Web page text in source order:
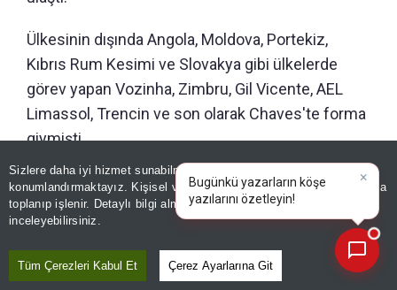
Sizlere daha iyi hizmet sunabilmek adına sitemizde
konumlandırmaktayız. Kişisel verileriniz, KVKK ve GDPR kapsamında
toplanıp işlenir. Detaylı bilgi almak içinAydınlatma Metnimizi
inceleyebilirsiniz.
Tüm Çerezleri Kabul Et Çerez Ayarlarına Git
Ülkesinin dışında Angola, Moldova, Portekiz,
Kıbrıs Rum Kesimi ve Slovakya gibi ülkelerde
görev yapan Vozinha, Zimbru, Gil Vicente, AEL
Limassol, Trencin ve son olarak Chaves'te forma
giymişti.
Editör :MAHMUT EKİNCİ|Kaynak: ANADOLU AJANSI
Yayın Tarihi | 06 Ağustos, 2026 - 05:39
|